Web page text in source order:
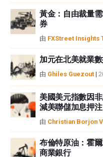
黃金：自由裁量
券
由 FXStreet Insights
加元在北美就業
由 Ghiles Guezout |
美國美元指數因
減美聯儲加息押注
由 Christian Borjon
布倫特原油：霍
商業銀行